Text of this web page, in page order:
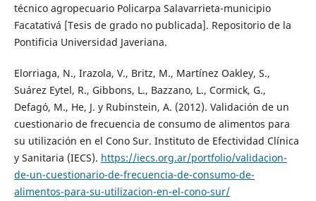
técnico agropecuario Policarpa Salavarrieta-municipio
Facatativá [Tesis de grado no publicada]. Repositorio de la
Pontificia Universidad Javeriana.
Elorriaga, N., Irazola, V., Britz, M., Martínez Oakley, S.,
Suárez Eytel, R., Gibbons, L., Bazzano, L., Cormick, G.,
Defagó, M., He, J. y Rubinstein, A. (2012). Validación de un
cuestionario de frecuencia de consumo de alimentos para
su utilización en el Cono Sur. Instituto de Efectividad Clínica
y Sanitaria (IECS). https://iecs.org.ar/portfolio/validacion-
de-un-cuestionario-de-frecuencia-de-consumo-de-
alimentos-para-su-utilizacion-en-el-cono-sur/